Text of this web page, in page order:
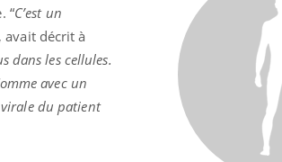
“C’est un
avait décrit à
dans les cellules.
avec un
du patient